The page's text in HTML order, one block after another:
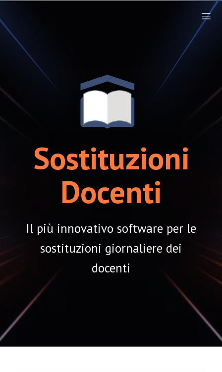
Sostituzioni
Docenti
Il più innovativo software per le
sostituzioni giornaliere dei
docenti